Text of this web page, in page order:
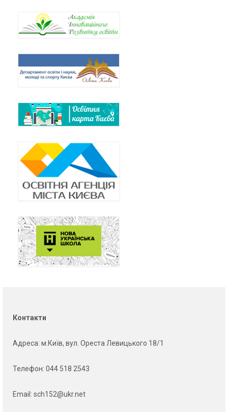
Контакти
Адреса: м.Київ, вул. Ореста Левицького 18/1
Телефон: 044 518 2543
Email: sch152@ukr.net